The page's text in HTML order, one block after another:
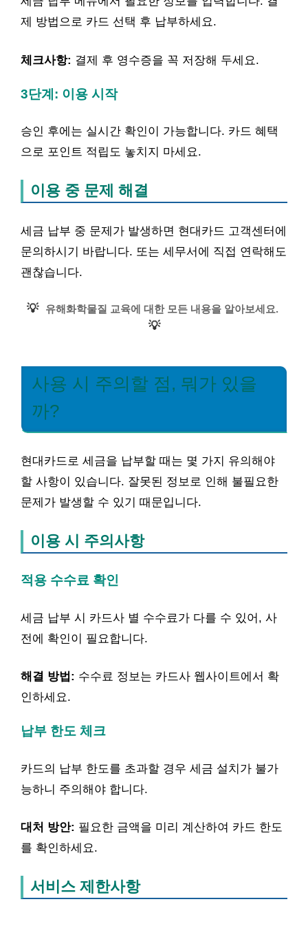
제 방법으로 카드 선택 후 납부하세요.
체크사항: 결제 후 영수증을 꼭 저장해 두세요.
3단계: 이용 시작
승인 후에는 실시간 확인이 가능합니다. 카드 혜택
으로 포인트 적립도 놓치지 마세요.
이용 중 문제 해결
세금 납부 중 문제가 발생하면 현대카드 고객센터에
문의하시기 바랍니다. 또는 세무서에 직접 연락해도
괜찮습니다.
💡 유해화학물질 교육에 대한 모든 내용을 알아보세요.
💡
사용 시 주의할 점, 뭐가 있을
까?
현대카드로 세금을 납부할 때는 몇 가지 유의해야
할 사항이 있습니다. 잘못된 정보로 인해 불필요한
문제가 발생할 수 있기 때문입니다.
이용 시 주의사항
적용 수수료 확인
세금 납부 시 카드사 별 수수료가 다를 수 있어, 사
전에 확인이 필요합니다.
해결 방법: 수수료 정보는 카드사 웹사이트에서 확
인하세요.
납부 한도 체크
카드의 납부 한도를 초과할 경우 세금 설치가 불가
능하니 주의해야 합니다.
대처 방안: 필요한 금액을 미리 계산하여 카드 한도
를 확인하세요.
서비스 제한사항